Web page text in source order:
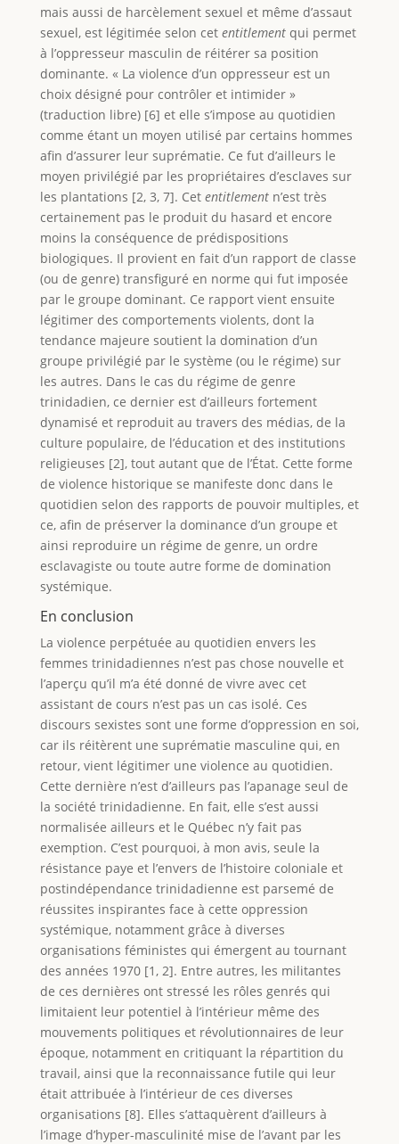
mais aussi de harcèlement sexuel et même d’assaut
sexuel, est légitimée selon cet entitlementqui permet
à l’oppresseur masculin de réitérer sa position
dominante. « La violence d’un oppresseur est un
choix désigné pour contrôler et intimider »
(traduction libre) [6] et elle s’impose au quotidien
comme étant un moyen utilisé par certains hommes
afin d’assurer leur suprématie. Ce fut d’ailleurs le
moyen privilégié par les propriétaires d’esclaves sur
les plantations [2, 3, 7]. Cet entitlement n’est très
certainement pas le produit du hasard et encore
moins la conséquence de prédispositions
biologiques. Il provient en fait d’un rapport de classe
(ou de genre) transfiguré en norme qui fut imposée
par le groupe dominant. Ce rapport vient ensuite
légitimer des comportements violents, dont la
tendance majeure soutient la domination d’un
groupe privilégié par le système (ou le régime) sur
les autres. Dans le cas du régime de genre
trinidadien, ce dernier est d’ailleurs fortement
dynamisé et reproduit au travers des médias, de la
culture populaire, de l’éducation et des institutions
religieuses [2], tout autant que de l’État. Cette forme
de violence historique se manifeste donc dans le
quotidien selon des rapports de pouvoir multiples, et
ce, afin de préserver la dominance d’un groupe et
ainsi reproduire un régime de genre, un ordre
esclavagiste ou toute autre forme de domination
systémique.
En conclusion
La violence perpétuée au quotidien envers les
femmes trinidadiennes n’est pas chose nouvelle et
l’aperçu qu’il m’a été donné de vivre avec cet
assistant de cours n’est pas un cas isolé. Ces
discours sexistes sont une forme d’oppression en soi,
car ils réitèrent une suprématie masculine qui, en
retour, vient légitimer une violence au quotidien.
Cette dernière n’est d’ailleurs pas l’apanage seul de
la société trinidadienne. En fait, elle s’est aussi
normalisée ailleurs et le Québec n’y fait pas
exemption. C’est pourquoi, à mon avis, seule la
résistance paye et l’envers de l’histoire coloniale et
postindépendance trinidadienne est parsemé de
réussites inspirantes face à cette oppression
systémique, notamment grâce à diverses
organisations féministes qui émergent au tournant
des années 1970 [1, 2]. Entre autres, les militantes
de ces dernières ont stressé les rôles genrés qui
limitaient leur potentiel à l’intérieur même des
mouvements politiques et révolutionnaires de leur
époque, notamment en critiquant la répartition du
travail, ainsi que la reconnaissance futile qui leur
était attribuée à l’intérieur de ces diverses
organisations [8]. Elles s’attaquèrent d’ailleurs à
l’image d’hyper-masculinité mise de l’avant par les